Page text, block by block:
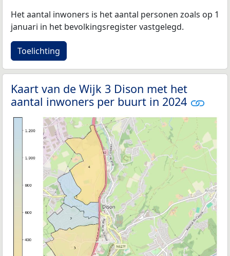
Het aantal inwoners is het aantal personen zoals op 1
januari in het bevolkingsregister vastgelegd.
Toelichting
Kaart van de Wijk 3 Dison met het
aantal inwoners per buurt in 2024